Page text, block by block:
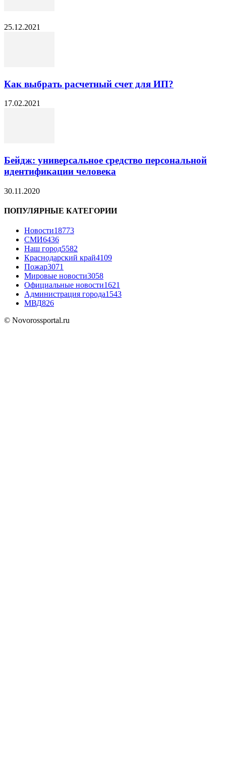
25.12.2021
Как выбрать расчетный счет для ИП?
17.02.2021
Бейдж: универсальное средство персональной
идентификации человека
30.11.2020
ПОПУЛЯРНЫЕ КАТЕГОРИИ
Новости18773
СМИ6436
Наш город5582
Краснодарский край4109
Пожар3071
Мировые новости3058
Официальные новости1621
Администрация города1543
МВД826
© Novorossportal.ru